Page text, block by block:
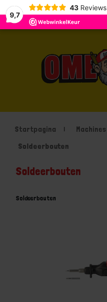
9,7
43 Reviews
Startpagina Machines
Soldeerbouten
Soldeerbouten
Soldeerbouten